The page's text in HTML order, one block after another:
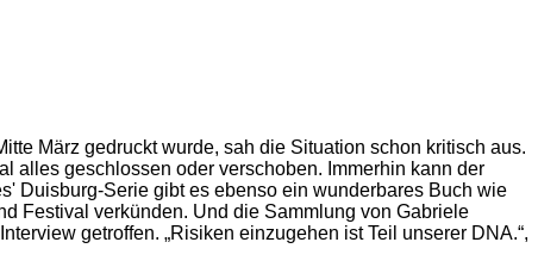
März gedruckt wurde, sah die Situation schon kritisch aus.
alles geschlossen oder verschoben. Immerhin kann der
Duisburg-Serie gibt es ebenso ein wunderbares Buch wie
Festival verkünden. Und die Sammlung von Gabriele
getroffen. „Risiken einzugehen ist Teil unserer DNA.“,